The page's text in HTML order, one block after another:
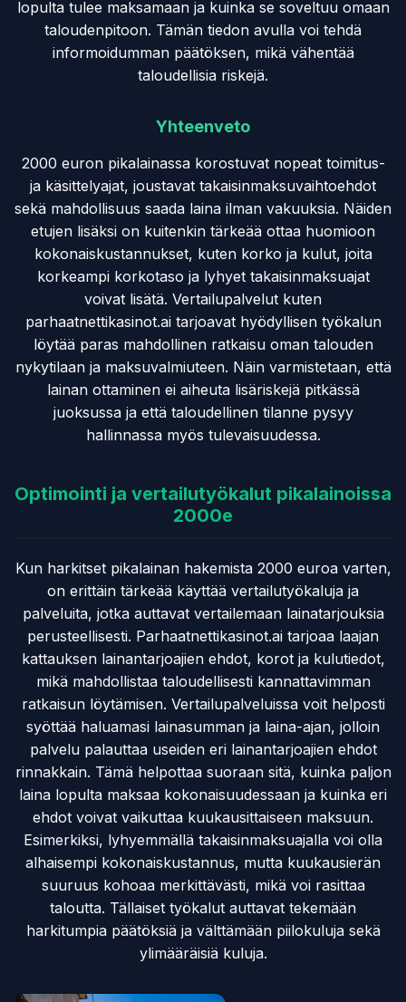
lopulta tulee maksamaan ja kuinka se soveltuu omaan
taloudenpitoon. Tämän tiedon avulla voi tehdä
informoidumman päätöksen, mikä vähentää
taloudellisia riskejä.
Yhteenveto
2000 euron pikalainassa korostuvat nopeat toimitus-
ja käsittelyajat, joustavat takaisinmaksuvaihtoehdot
sekä mahdollisuus saada laina ilman vakuuksia. Näiden
etujen lisäksi on kuitenkin tärkeää ottaa huomioon
kokonaiskustannukset, kuten korko ja kulut, joita
korkeampi korkotaso ja lyhyet takaisinmaksuajat
voivat lisätä. Vertailupalvelut kuten
parhaatnettikasinot.ai tarjoavat hyödyllisen työkalun
löytää paras mahdollinen ratkaisu oman talouden
nykytilaan ja maksuvalmiuteen. Näin varmistetaan, että
lainan ottaminen ei aiheuta lisäriskejä pitkässä
juoksussa ja että taloudellinen tilanne pysyy
hallinnassa myös tulevaisuudessa.
Optimointi ja vertailutyökalut pikalainoissa
2000e
Kun harkitset pikalainan hakemista 2000 euroa varten,
on erittäin tärkeää käyttää vertailutyökaluja ja
palveluita, jotka auttavat vertailemaan lainatarjouksia
perusteellisesti. Parhaatnettikasinot.ai tarjoaa laajan
kattauksen lainantarjoajien ehdot, korot ja kulutiedot,
mikä mahdollistaa taloudellisesti kannattavimman
ratkaisun löytämisen. Vertailupalveluissa voit helposti
syöttää haluamasi lainasumman ja laina-ajan, jolloin
palvelu palauttaa useiden eri lainantarjoajien ehdot
rinnakkain. Tämä helpottaa suoraan sitä, kuinka paljon
laina lopulta maksaa kokonaisuudessaan ja kuinka eri
ehdot voivat vaikuttaa kuukausittaiseen maksuun.
Esimerkiksi, lyhyemmällä takaisinmaksuajalla voi olla
alhaisempi kokonaiskustannus, mutta kuukausierän
suuruus kohoaa merkittävästi, mikä voi rasittaa
taloutta. Tällaiset työkalut auttavat tekemään
harkitumpia päätöksiä ja välttämään piilokuluja sekä
ylimääräisiä kuluja.